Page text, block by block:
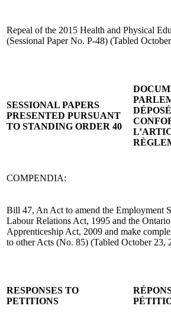
Repeal of the 2015 Health and Physical
(Sessional Paper No. P-48) (Tabled
SESSIONAL PAPERS
PRESENTED PURSUANT
TO STANDING ORDER 40
COMPENDIA:
Bill 47, An Act to amend the Employment
Labour Relations Act, 1995 and the
Apprenticeship Act, 2009 and make
to other Acts (No. 85) (Tabled October 23,
RESPONSES TO
PETITIONS